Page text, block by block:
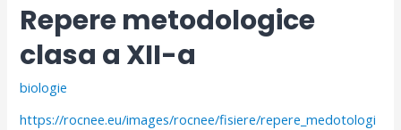
Repere metodologice
clasa a XII-a
biologie
https://rocnee.eu/images/rocnee/fisiere/repere_medotologi